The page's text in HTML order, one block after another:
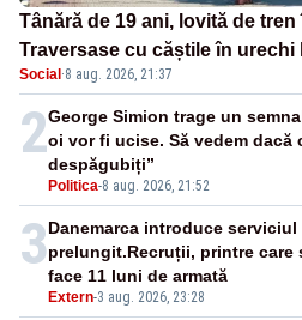
Tânără de 19 ani, lovită de tren
Traversase cu căștile în
nepermis
Social ·8 aug. 2026, 21:37
2
Politica-8 aug. 2026, 21:52
George Simion trage un
oi vor fi ucise. Să vedem dacă
despăgubiți”
3
Extern-3 aug. 2026, 23:28
Danemarca introduce
prelungit.Recruții, printre care
face 11 luni de armată